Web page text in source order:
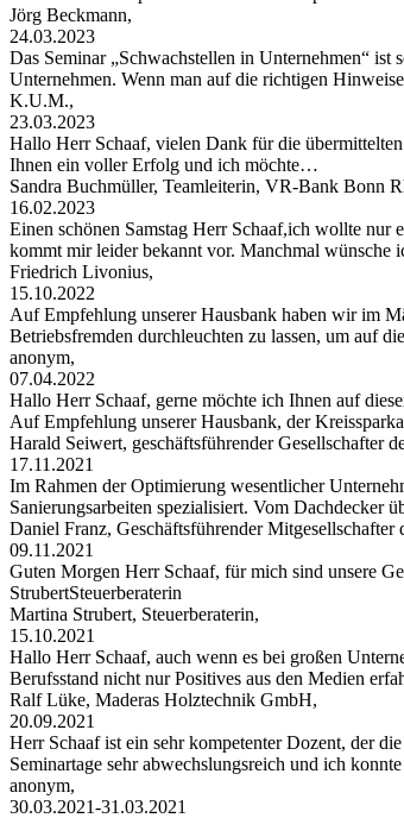
Jörg Beckmann,
24.03.2023
Das Seminar „Schwachstellen in Unternehmen“
Unternehmen. Wenn man auf die richtigen
K.U.M.,
23.03.2023
Hallo Herr Schaaf, vielen Dank für die
Ihnen ein voller Erfolg und ich möchte…
Sandra Buchmüller, Teamleiterin, VR-Bank Bonn
16.02.2023
Einen schönen Samstag Herr Schaaf,ich wollte nur
kommt mir leider bekannt vor. Manchmal wünsche
Friedrich Livonius,
15.10.2022
Auf Empfehlung unserer Hausbank haben wir im
Betriebsfremden durchleuchten zu lassen, um auf
anonym,
07.04.2022
Hallo Herr Schaaf, gerne möchte ich Ihnen auf
Auf Empfehlung unserer Hausbank, der
Harald Seiwert, geschäftsführender Gesellschafter
17.11.2021
Im Rahmen der Optimierung wesentlicher
Sanierungsarbeiten spezialisiert. Vom Dachdecker
Daniel Franz, Geschäftsführender
09.11.2021
Guten Morgen Herr Schaaf, für mich sind unsere
StrubertSteuerberaterin
Martina Strubert, Steuerberaterin,
15.10.2021
Hallo Herr Schaaf, auch wenn es bei großen
Berufsstand nicht nur Positives aus den Medien
Ralf Lüke, Maderas Holztechnik GmbH,
20.09.2021
Herr Schaaf ist ein sehr kompetenter Dozent, der
Seminartage sehr abwechslungsreich und ich
anonym,
30.03.2021-31.03.2021